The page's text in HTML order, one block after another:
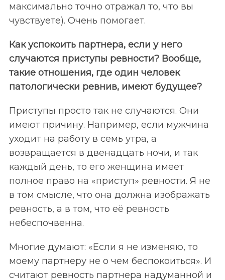
максимально точно отражал то, что вы
чувствуете). Очень помогает.
Как успокоить партнера, если у него
случаются приступы ревности? Вообще,
такие отношения, где один человек
патологически ревнив, имеют будущее?
Приступы просто так не случаются. Они
имеют причину. Например, если мужчина
уходит на работу в семь утра, а
возвращается в двенадцать ночи, и так
каждый день, то его женщина имеет
полное право на «приступ» ревности. Я не
в том смысле, что она должна изображать
ревность, а в том, что её ревность
небеспочвенна.
Многие думают: «Если я не изменяю, то
моему партнеру не о чем беспокоиться». И
считают ревность партнера надуманной и